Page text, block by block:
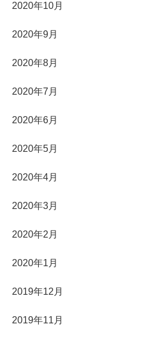
2020年10月
2020年9月
2020年8月
2020年7月
2020年6月
2020年5月
2020年4月
2020年3月
2020年2月
2020年1月
2019年12月
2019年11月